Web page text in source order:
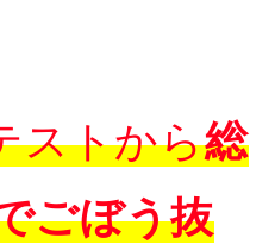
ストから総
ごぼう抜